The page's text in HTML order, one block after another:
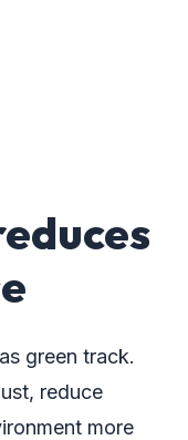
green track.
reduce
more